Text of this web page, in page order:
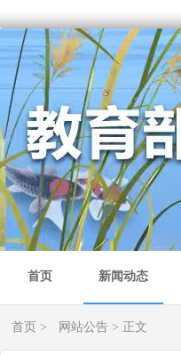
首页 新闻动态
首页 > 网站公告 > 正文